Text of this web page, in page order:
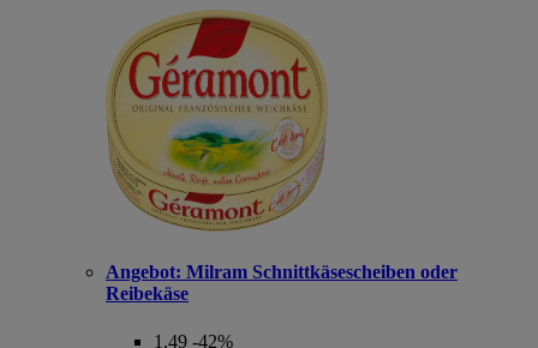
Angebot: Milram Schnittkäsescheiben oder
Reibekäse
1.49 -42%